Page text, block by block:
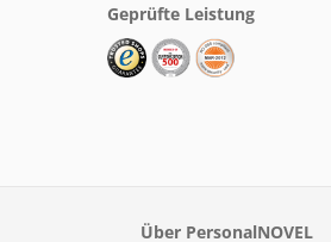
Geprüfte Leistung
Über PersonalNOVEL